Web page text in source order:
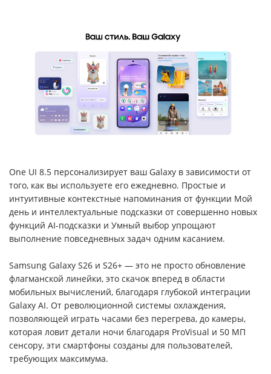
One UI 8.5 персонализирует ваш Galaxy в зависимости от
того, как вы используете его ежедневно. Простые и
интуитивные контекстные напоминания от функции Мой
день и интеллектуальные подсказки от совершенно новых
функций AI-подсказки и Умный выбор упрощают
выполнение повседневных задач одним касанием.
Samsung Galaxy S26 и S26+ — это не просто обновление
флагманской линейки, это скачок вперед в области
мобильных вычислений, благодаря глубокой интеграции
Galaxy AI. От революционной системы охлаждения,
позволяющей играть часами без перегрева, до камеры,
которая ловит детали ночи благодаря ProVisual и 50 МП
сенсору, эти смартфоны созданы для пользователей,
требующих максимума.